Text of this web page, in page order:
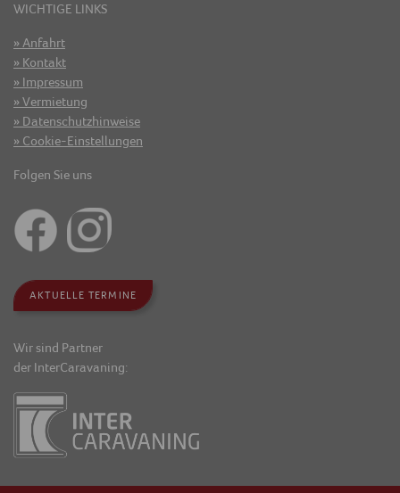
WICHTIGE LINKS
Anfahrt
Kontakt
Impressum
Vermietung
Datenschutzhinweise
Cookie-Einstellungen
Folgen Sie uns
AKTUELLE TERMINE
Wir sind Partner
der InterCaravaning: